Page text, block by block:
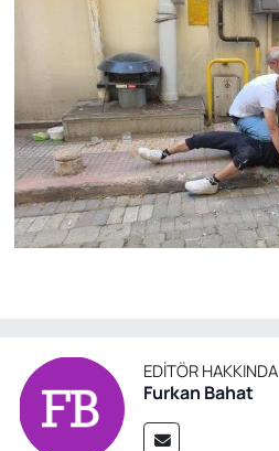
EDITÖR HAKKINDA
Furkan Bahat